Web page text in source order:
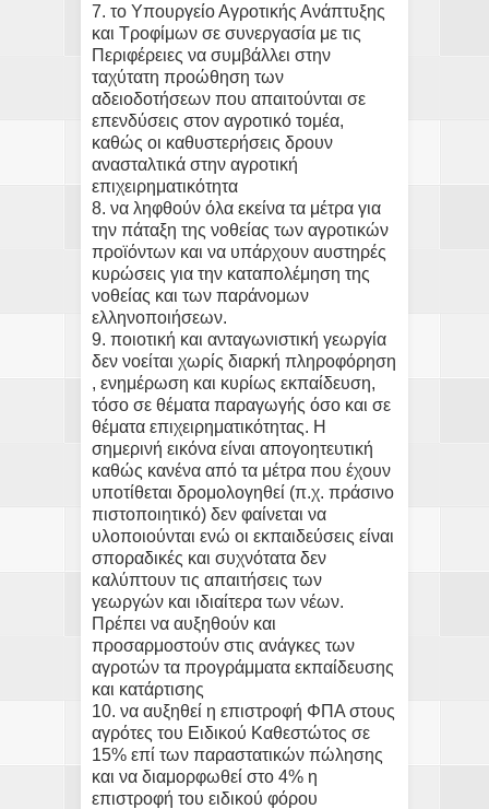
7. το Υπουργείο Αγροτικής Ανάπτυξης
και Τροφίμων σε συνεργασία με τις
Περιφέρειες να συμβάλλει στην
ταχύτατη προώθηση των
αδειοδοτήσεων που απαιτούνται σε
επενδύσεις στον αγροτικό τομέα,
καθώς οι καθυστερήσεις δρουν
ανασταλτικά στην αγροτική
επιχειρηματικότητα
8. να ληφθούν όλα εκείνα τα μέτρα για
την πάταξη της νοθείας των αγροτικών
προϊόντων και να υπάρχουν αυστηρές
κυρώσεις για την καταπολέμηση της
νοθείας και των παράνομων
ελληνοποιήσεων.
9. ποιοτική και ανταγωνιστική γεωργία
δεν νοείται χωρίς διαρκή πληροφόρηση
, ενημέρωση και κυρίως εκπαίδευση,
τόσο σε θέματα παραγωγής όσο και σε
θέματα επιχειρηματικότητας. Η
σημερινή εικόνα είναι απογοητευτική
καθώς κανένα από τα μέτρα που έχουν
υποτίθεται δρομολογηθεί (π.χ. πράσινο
πιστοποιητικό) δεν φαίνεται να
υλοποιούνται ενώ οι εκπαιδεύσεις είναι
σποραδικές και συχνότατα δεν
καλύπτουν τις απαιτήσεις των
γεωργών και ιδιαίτερα των νέων.
Πρέπει να αυξηθούν και
προσαρμοστούν στις ανάγκες των
αγροτών τα προγράμματα εκπαίδευσης
και κατάρτισης
10. να αυξηθεί η επιστροφή ΦΠΑ στους
αγρότες του Ειδικού Καθεστώτος σε
15% επί των παραστατικών πώλησης
και να διαμορφωθεί στο 4% η
επιστροφή του ειδικού φόρου